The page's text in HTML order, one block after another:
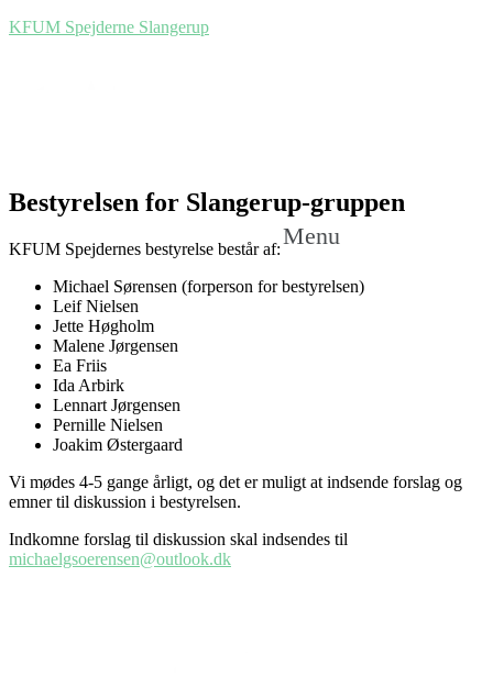
KFUM Spejderne Slangerup
Menu
Bestyrelsen for Slangerup-gruppen
KFUM Spejdernes bestyrelse består af:
Michael Sørensen (forperson for bestyrelsen)
Leif Nielsen
Jette Høgholm
Malene Jørgensen
Ea Friis
Ida Arbirk
Lennart Jørgensen
Pernille Nielsen
Joakim Østergaard
Vi mødes 4-5 gange årligt, og det er muligt at indsende forslag og
emner til diskussion i bestyrelsen.
Indkomne forslag til diskussion skal indsendes til
michaelgsoerensen@outlook.dk